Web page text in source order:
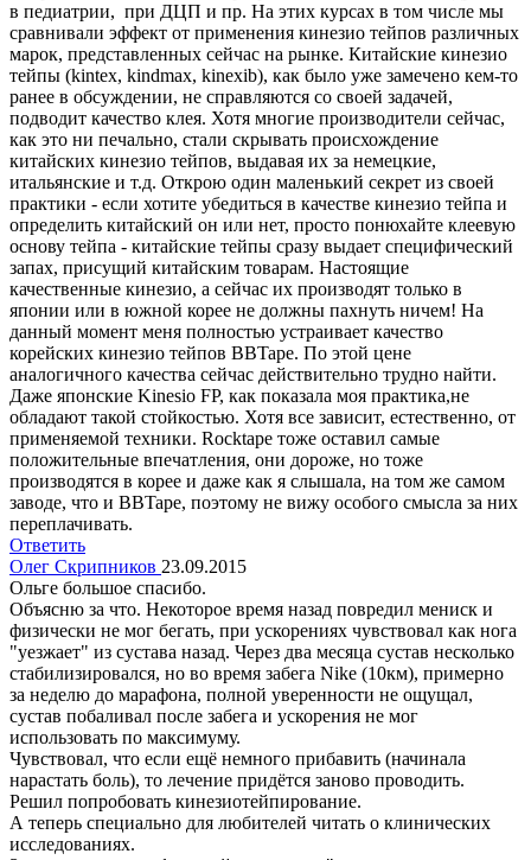
в педиатрии, при ДЦП и пр. На этих курсах в том числе мы
сравнивали эффект от применения кинезио тейпов различных
марок, представленных сейчас на рынке. Китайские кинезио
тейпы (kintex, kindmax, kinexib), как было уже замечено кем-то
ранее в обсуждении, не справляются со своей задачей,
подводит качество клея. Хотя многие производители сейчас,
как это ни печально, стали скрывать происхождение
китайских кинезио тейпов, выдавая их за немецкие,
итальянские и т.д. Открою один маленький секрет из своей
практики - если хотите убедиться в качестве кинезио тейпа и
определить китайский он или нет, просто понюхайте клеевую
основу тейпа - китайские тейпы сразу выдает специфический
запах, присущий китайским товарам. Настоящие
качественные кинезио, а сейчас их производят только в
японии или в южной корее не должны пахнуть ничем! На
данный момент меня полностью устраивает качество
корейских кинезио тейпов BBTape. По этой цене
аналогичного качества сейчас действительно трудно найти.
Даже японские Kinesio FP, как показала моя практика,не
обладают такой стойкостью. Хотя все зависит, естественно, от
применяемой техники. Rocktape тоже оставил самые
положительные впечатления, они дороже, но тоже
производятся в корее и даже как я слышала, на том же самом
заводе, что и BBTape, поэтому не вижу особого смысла за них
переплачивать.
Ответить
Олег Скрипников 23.09.2015
Ольге большое спасибо.
Объясню за что. Некоторое время назад повредил мениск и
физически не мог бегать, при ускорениях чувствовал как нога
"уезжает" из сустава назад. Через два месяца сустав несколько
стабилизировался, но во время забега Nike (10км), примерно
за неделю до марафона, полной уверенности не ощущал,
сустав побаливал после забега и ускорения не мог
использовать по максимуму.
Чувствовал, что если ещё немного прибавить (начинала
нарастать боль), то лечение придётся заново проводить.
Решил попробовать кинезиотейпирование.
А теперь специально для любителей читать о клинических
исследованиях.